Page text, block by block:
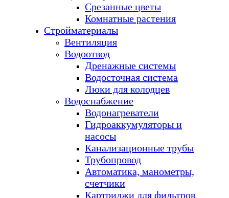
Срезанные цветы
Комнатные растения
Стройматериалы
Вентиляция
Водоотвод
Дренажные системы
Водосточная система
Люки для колодцев
Водоснабжение
Водонагреватели
Гидроаккумуляторы и
насосы
Канализационные трубы
Трубопровод
Автоматика, манометры,
счетчики
Картриджи для фильтров